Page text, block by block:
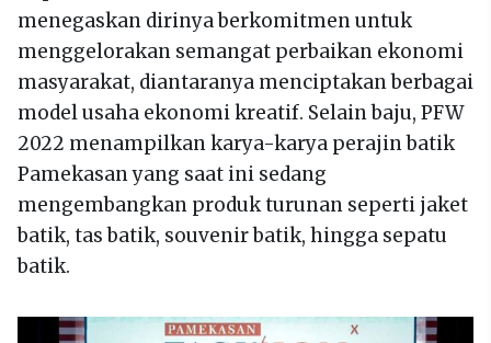
menegaskan dirinya berkomitmen untuk
menggelorakan semangat perbaikan ekonomi
masyarakat, diantaranya menciptakan berbagai
model usaha ekonomi kreatif. Selain baju, PFW
2022 menampilkan karya-karya perajin batik
Pamekasan yang saat ini sedang
mengembangkan produk turunan seperti jaket
batik, tas batik, souvenir batik, hingga sepatu
batik.